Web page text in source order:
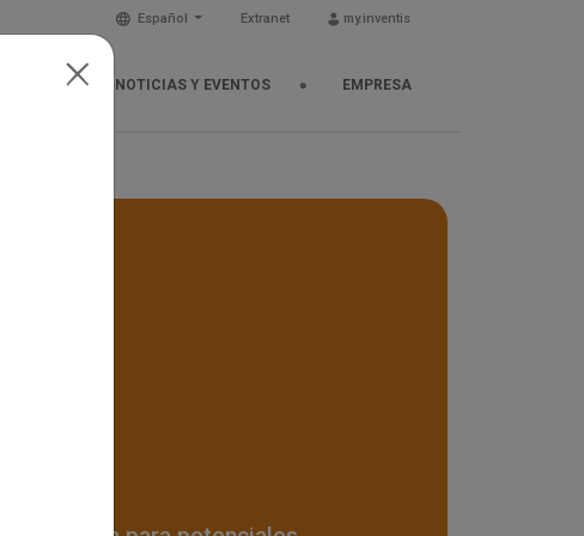
Español Extranet my.inventis
NOTICIAS Y EVENTOS EMPRESA